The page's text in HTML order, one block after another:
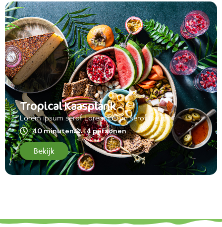
Tropical Kaasplank
Lorem ipsum serof Lorem ipsum serof ipsum
40 minuten
4 personen
Bekijk